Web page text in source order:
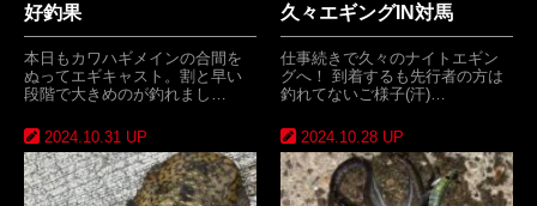
好釣果
本日もカワハギメインの合間を
ぬってエギキャスト。割と早い
段階で大きめのが釣れまし…
久々エギングIN対馬
仕事続きで久々のナイトエギン
グへ！ 到着するも先行者の方は
釣れてないご様子(汗)…
2024.10.31 UP 2024.10.28 UP